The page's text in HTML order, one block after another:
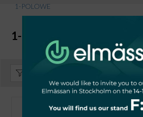
1-POLOWE
1-POLOWE